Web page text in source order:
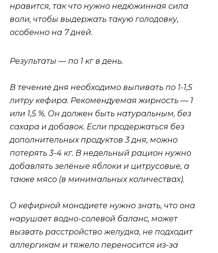
нравится, так что нужно недюжинная сила
воли, чтобы выдержать такую голодовку,
особенно на 7 дней.
Результаты — по 1 кг в день.
В течение дня необходимо выпивать по 1-1,5
литру кефира. Рекомендуемая жирность — 1
или 1,5 %. Он должен быть натуральным, без
сахара и добавок. Если продержаться без
дополнительных продуктов 3 дня, можно
потерять 3-4 кг. В недельный рацион нужно
добавлять зелёные яблоки и цитрусовые, а
также мясо (в минимальных количествах).
О кефирной монодиете нужно знать, что она
нарушает водно-солевой баланс, может
вызвать расстройство желудка, не подходит
аллергикам и тяжело переносится из-за